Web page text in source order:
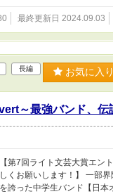
テキトーな妄想系おっさんが
で最強となり、特に無双はせ
て遊ぶスローライフなお話
とふざけてます。主人公はあ
さんらしい常識的な行動には
い。おっさんのエンジンが掛
最終更新日 2024.09.03
長編 お気に入
～最強バンド、伝
【第7回ライト文芸大賞エン
しくお願いします！】 一部
を誇った中学生バンド【日本